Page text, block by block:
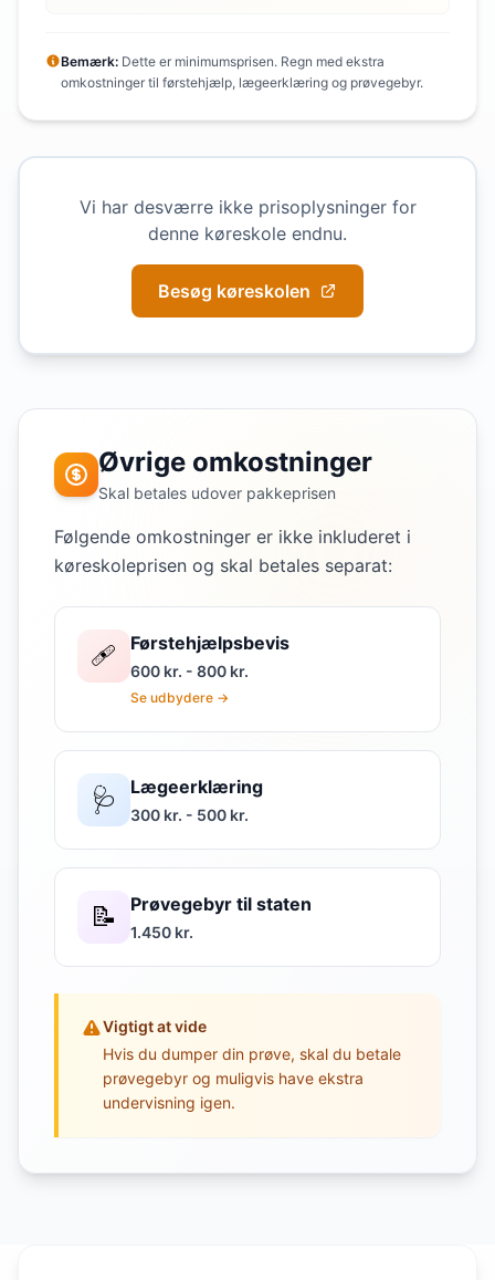
Bemærk: Dette er minimumsprisen. Regn med ekstra
omkostninger til førstehjælp, lægeerklæring og prøvegebyr.
Vi har desværre ikke prisoplysninger for
denne køreskole endnu.
Besøg køreskolen
Øvrige omkostninger
Skal betales udover pakkeprisen
Følgende omkostninger er ikke inkluderet i
køreskoleprisen og skal betales separat:
🩹 Førstehjælpsbevis
600 kr. - 800 kr.
Se udbydere →
🩺 Lægeerklæring
300 kr. - 500 kr.
📝 Prøvegebyr til staten
1.450 kr.
Vigtigt at vide
Hvis du dumper din prøve, skal du betale
prøvegebyr og muligvis have ekstra
undervisning igen.